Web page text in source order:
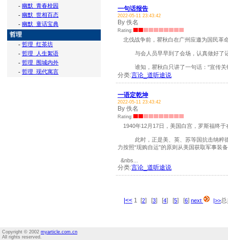
- 幽默_青春校园
- 幽默_世相百态
- 幽默_童话宝典
哲理
- 哲理_红茶坊
- 哲理_人生絮语
- 哲理_围城内外
- 哲理_现代寓言
一句话报告
2022-05-11 23:43:42
By 佚名
Rating:
北伐战争前，瞿秋白在广州应邀为国民革
与会人员早早到了会场，认真做好了记
谁知，瞿秋白只讲了一句话：“宣传关键
分类:言论_道听途说
一语定乾坤
2022-05-11 23:43:42
By 佚名
Rating:
1940年12月17日，美国白宫，罗斯福终于
此时，正是美、英、苏等国抗击纳粹德
力按照“现购自运”的原则从美国获取军事装
&nbs...
分类:言论_道听途说
|<< 1 [2] [3] [4] [5] [6] next |>>
Copyright © 2002 myarticle.com.cn
All rights reserved.